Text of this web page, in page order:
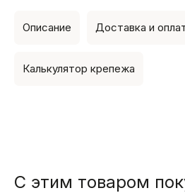
Описание Доставка и
Калькулятор крепежа
С этим товаром